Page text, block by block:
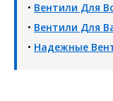
• Вентили Для
• Вентили Для
• Надежные